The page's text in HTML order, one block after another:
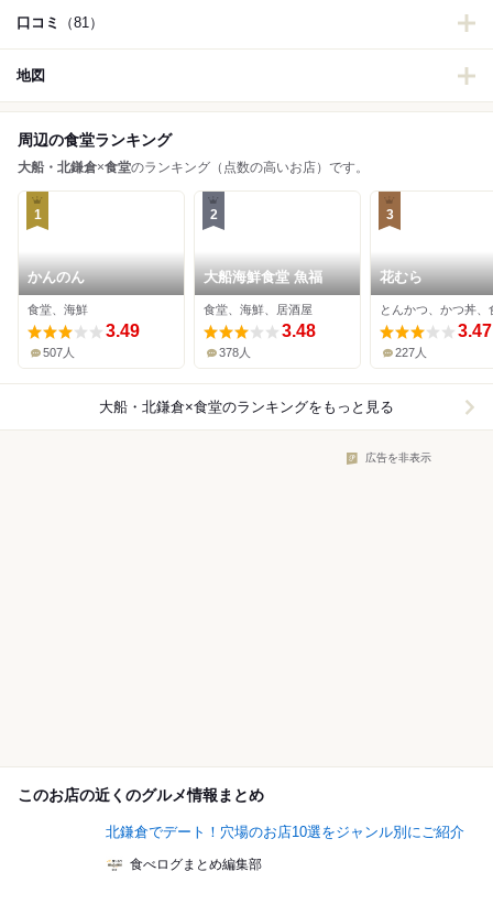
口コミ （81）
地図
周辺の食堂ランキング
大船・北鎌倉×食堂のランキング（点数の高いお店）です。
1
かんのん
食堂、海鮮
3.49
507人
2
大船海鮮食堂 魚福
食堂、海鮮、居酒屋
3.48
378人
3
花むら
とんかつ、かつ丼、
3.47
227人
大船・北鎌倉×食堂のランキングをもっと見る
広告を非表示
このお店の近くのグルメ情報まとめ
北鎌倉でデート！穴場のお店10選をジャンル別にご紹介
食べログまとめ編集部